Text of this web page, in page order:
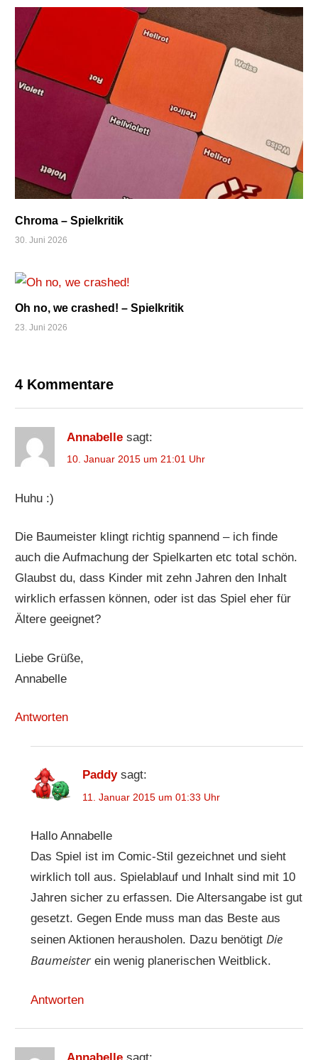
PERSONEN
PUNKTE
REZENSION
SPIEL
Chroma – Spielkritik
30. Juni 2026
Oh no, we crashed! – Spielkritik
23. Juni 2026
4 Kommentare
Annabelle sagt:
10. Januar 2015 um 21:01 Uhr
Huhu :)
Die Baumeister klingt richtig spannend – ich finde
auch die Aufmachung der Spielkarten etc total schön.
Glaubst du, dass Kinder mit zehn Jahren den Inhalt
wirklich erfassen können, oder ist das Spiel eher für
Ältere geeignet?
Liebe Grüße,
Annabelle
Antworten
Paddy sagt:
11. Januar 2015 um 01:33 Uhr
Hallo Annabelle
Das Spiel ist im Comic-Stil gezeichnet und sieht
wirklich toll aus. Spielablauf und Inhalt sind mit 10
Jahren sicher zu erfassen. Die Altersangabe ist gut
gesetzt. Gegen Ende muss man das Beste aus
seinen Aktionen herausholen. Dazu benötigt Die
Baumeisterein wenig planerischen Weitblick.
Antworten